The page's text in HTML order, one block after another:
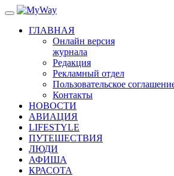
ГЛАВНАЯ
Онлайн версия
журнала
Редакция
Рекламный отдел
Пользовательское
Контакты
НОВОСТИ
АВИАЦИЯ
LIFESTYLE
ПУТЕШЕСТВИЯ
ЛЮДИ
АФИША
КРАСОТА